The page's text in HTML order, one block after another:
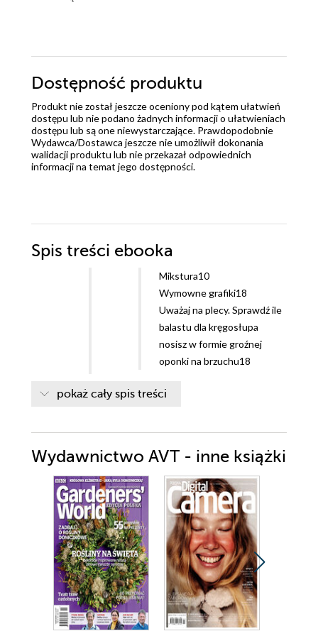
Dostępność produktu
Produkt nie został jeszcze oceniony pod kątem ułatwień
dostępu lub nie podano żadnych informacji o ułatwieniach
dostępu lub są one niewystarczające. Prawdopodobnie
Wydawca/Dostawca jeszcze nie umożliwił dokonania
walidacji produktu lub nie przekazał odpowiednich
informacji na temat jego dostępności.
Spis treści ebooka
Mikstura10
Wymowne grafiki18
Uważaj na plecy. Sprawdź ile
balastu dla kręgosłupa
nosisz w formie groźnej
oponki na brzuchu18
Dar menopauzy. Alexandra
Pope i Sjanie Hugo Wurlitz
przekonują, że przekwitanie
to błogosławiony dar dla
kobiety26
Odzyskaj ochotę na seks.
Przegląd receptur
ziołowych30
Plaster miodu. Skarby z ula
uleczą zmiany skórne,
poprawią trawienie i ukoją
pokaż cały spis treści
Wydawnictwo AVT - inne książki